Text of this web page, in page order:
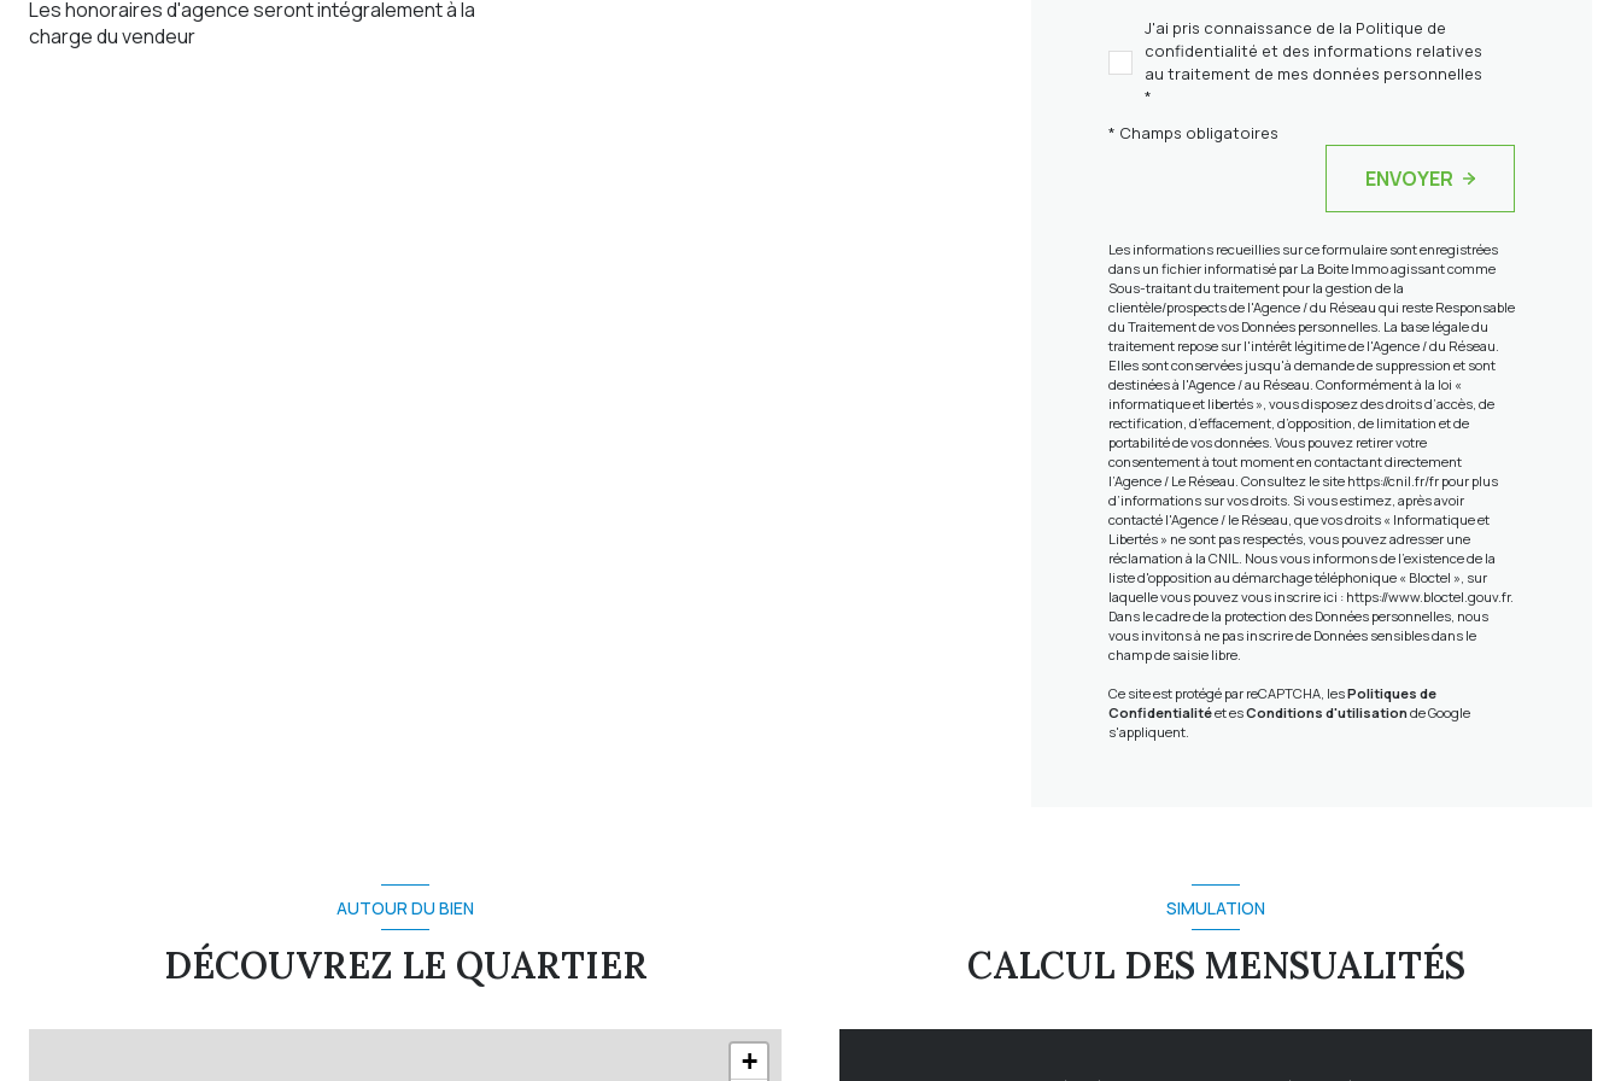
Les honoraires d'agence seront intégralement à la
charge du vendeur
J'ai pris connaissance de la Politique de
confidentialité et des informations relatives
au traitement de mes données personnelles
*
* Champs obligatoires
ENVOYER
Les informations recueillies sur ce formulaire sont enregistrées
dans un fichier informatisé par La Boite Immo agissant comme
Sous-traitant du traitement pour la gestion de la
clientèle/prospects de l'Agence / du Réseau qui reste Responsable
du Traitement de vos Données personnelles. La base légale du
traitement repose sur l'intérêt légitime de l'Agence / du Réseau.
Elles sont conservées jusqu'à demande de suppression et sont
destinées à l'Agence / au Réseau. Conformément à la loi «
informatique et libertés », vous disposez des droits d’accès, de
rectification, d’effacement, d’opposition, de limitation et de
portabilité de vos données. Vous pouvez retirer votre
consentement à tout moment en contactant directement
l’Agence / Le Réseau. Consultez le site https://cnil.fr/frpour plus
d’informations sur vos droits. Si vous estimez, après avoir
contacté l'Agence / le Réseau, que vos droits « Informatique et
Libertés » ne sont pas respectés, vous pouvez adresser une
réclamation à la CNIL. Nous vous informons de l’existence de la
liste d'opposition au démarchage téléphonique « Bloctel », sur
laquelle vous pouvez vous inscrire ici : https://www.bloctel.gouv.fr.
Dans le cadre de la protection des Données personnelles, nous
vous invitons à ne pas inscrire de Données sensibles dans le
champ de saisie libre.
Ce site est protégé par reCAPTCHA, lesPolitiques de
Confidentialitéet esConditions d'utilisationde Google
s'appliquent.
AUTOUR DU BIEN
DÉCOUVREZ LE QUARTIER
+
SIMULATION
CALCUL DES MENSUALITÉS